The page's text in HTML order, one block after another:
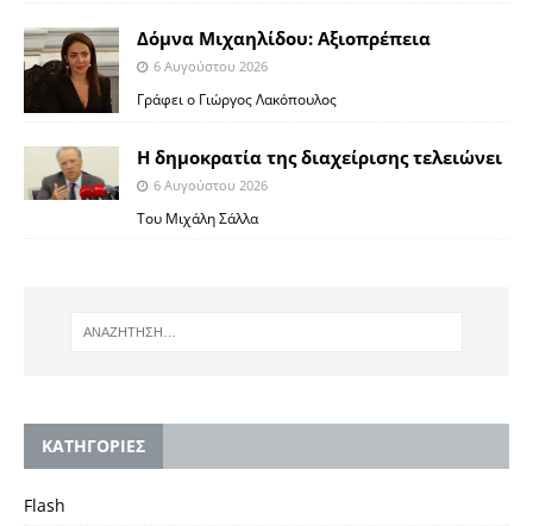
Δόμνα Μιχαηλίδου: Αξιοπρέπεια
6 Αυγούστου 2026
Γράφει ο Γιώργος Λακόπουλος
Η δημοκρατία της διαχείρισης τελειώνει
6 Αυγούστου 2026
Του Μιχάλη Σάλλα
KΑΤΗΓΟΡΙΕΣ
Flash